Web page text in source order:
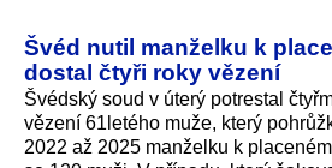
Švéd nutil manželku k
dostal čtyři roky vězení
Švédský soud v úterý potrestal
vězení 61letého muže, který
2022 až 2025 manželku k